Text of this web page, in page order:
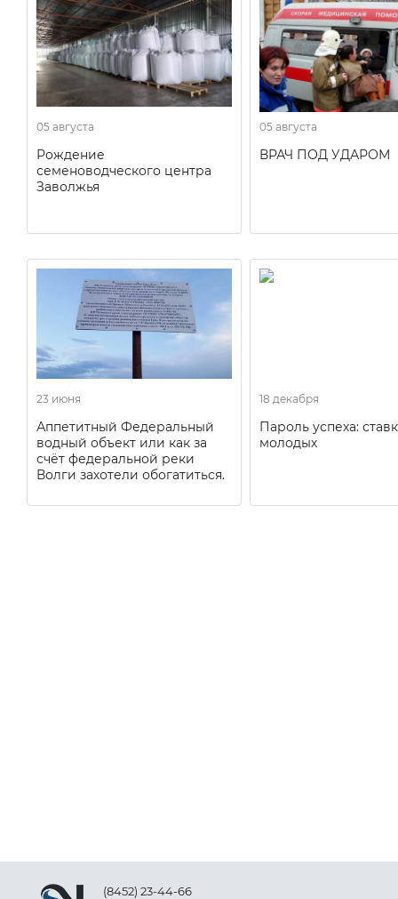
05 августа
Рождение
семеноводческого центра
Заволжья
05 августа
ВРАЧ ПОД УДАРОМ
23 июня
Аппетитный Федеральный
водный объект или как за
счёт федеральной реки
Волги захотели обогатиться.
18 декабря
Пароль успеха:
молодых
(8452) 23-44-66